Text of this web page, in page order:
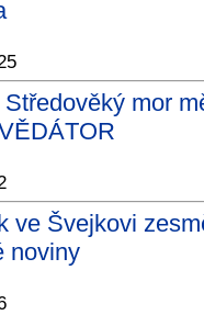
mor
ve Švejkovi
noviny